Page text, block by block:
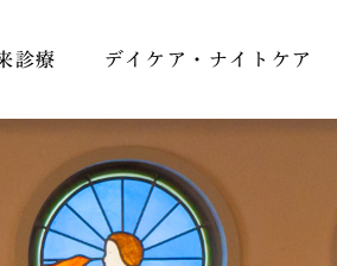
診療 デイケア・ナイトケア